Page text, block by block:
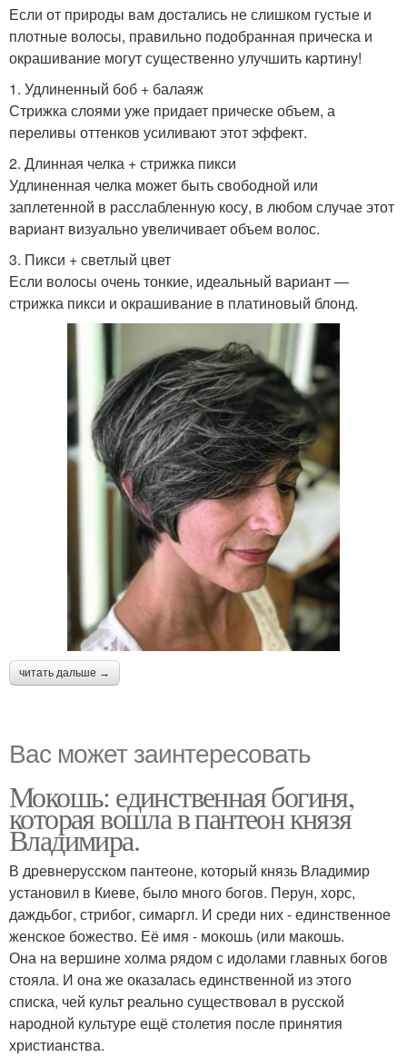
Если от природы вам достались не слишком густые и
плотные волосы, правильно подобранная прическа и
окрашивание могут существенно улучшить картину!
1. Удлиненный боб + балаяж
Стрижка слоями уже придает прическе объем, а
переливы оттенков усиливают этот эффект.
2. Длинная челка + стрижка пикси
Удлиненная челка может быть свободной или
заплетенной в расслабленную косу, в любом случае этот
вариант визуально увеличивает объем волос.
3. Пикси + светлый цвет
Если волосы очень тонкие, идеальный вариант —
стрижка пикси и окрашивание в платиновый блонд.
читать дальше →
Вас может заинтересовать
Мокошь: единственная богиня,
которая вошла в пантеон князя
Владимира.
В древнерусском пантеоне, который князь Владимир
установил в Киеве, было много богов. Перун, хорс,
даждьбог, стрибог, симаргл. И среди них - единственное
женское божество. Её имя - мокошь (или макошь.
Она на вершине холма рядом с идолами главных богов
стояла. И она же оказалась единственной из этого
списка, чей культ реально существовал в русской
народной культуре ещё столетия после принятия
христианства.